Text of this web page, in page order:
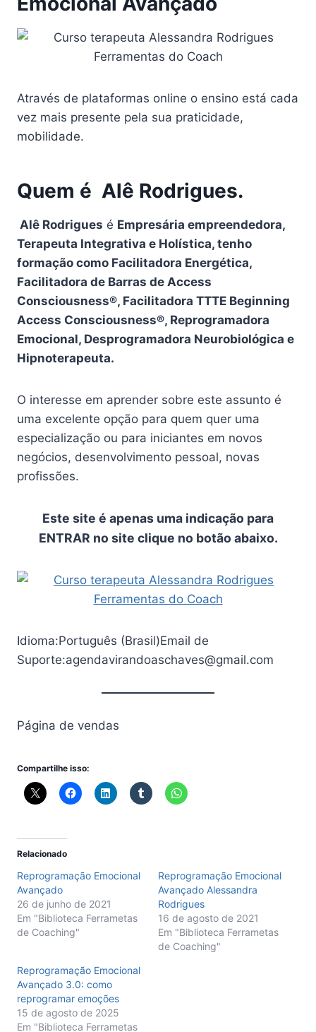
Através de plataformas online o ensino está cada
vez mais presente pela sua praticidade,
mobilidade.
Quem é Alê Rodrigues.
Alê Rodrigues é Empresária empreendedora,
Terapeuta Integrativa e Holística, tenho
formação como Facilitadora Energética,
Facilitadora de Barras de Access
Consciousness®️, Facilitadora TTTE Beginning
Access Consciousness®️, Reprogramadora
Emocional, Desprogramadora Neurobiológica e
Hipnoterapeuta.
O interesse em aprender sobre este assunto é
uma excelente opção para quem quer uma
especialização ou para iniciantes em novos
negócios, desenvolvimento pessoal, novas
profissões.
Este site é apenas uma indicação para
ENTRAR no site clique no botão abaixo.
Idioma:Português (Brasil)Email de
Suporte:agendavirandoaschaves@gmail.com
Página de vendas
Compartilhe isso:
Relacionado
Reprogramação Emocional
Avançado
26 de junho de 2021
Em "Biblioteca Ferrametas
de Coaching"
Reprogramação Emocional
Avançado Alessandra
Rodrigues
16 de agosto de 2021
Em "Biblioteca Ferrametas
de Coaching"
Reprogramação Emocional
Avançado 3.0: como
reprogramar emoções
15 de agosto de 2025
Em "Biblioteca Ferrametas